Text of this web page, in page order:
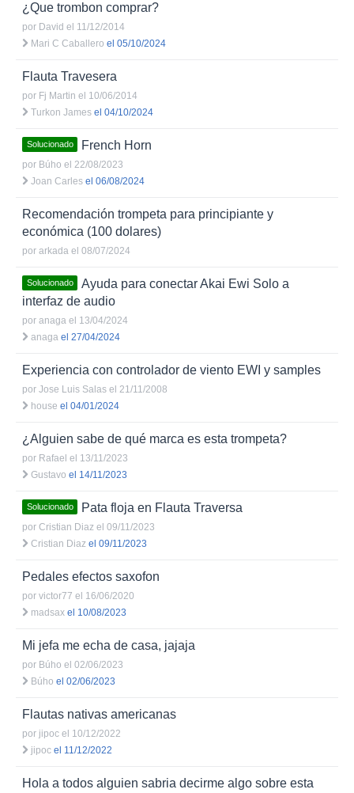
¿Que trombon comprar?
por David el 11/12/2014
Mari C Caballero el 05/10/2024
Flauta Travesera
por Fj Martin el 10/06/2014
Turkon James el 04/10/2024
Solucionado French Horn
por Búho el 22/08/2023
Joan Carles el 06/08/2024
Recomendación trompeta para principiante y
económica (100 dolares)
por arkada el 08/07/2024
Solucionado
Ayuda para conectar Akai Ewi Solo a
interfaz de audio
por anaga el 13/04/2024
anaga el 27/04/2024
Experiencia con controlador de viento EWI y samples
por Jose Luis Salas el 21/11/2008
house el 04/01/2024
¿Alguien sabe de qué marca es esta trompeta?
por Rafael el 13/11/2023
Gustavo el 14/11/2023
Solucionado Pata floja en Flauta Traversa
por Cristian Diaz el 09/11/2023
Cristian Diaz el 09/11/2023
Pedales efectos saxofon
por victor77 el 16/06/2020
madsax el 10/08/2023
Mi jefa me echa de casa, jajaja
por Búho el 02/06/2023
Búho el 02/06/2023
Flautas nativas americanas
por jipoc el 10/12/2022
jipoc el 11/12/2022
Hola a todos alguien sabria decirme algo sobre esta